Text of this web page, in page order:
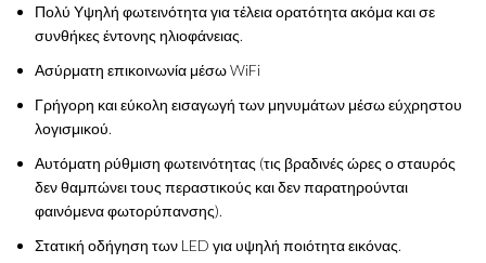
Πολύ Υψηλή φωτεινότητα για τέλεια ορατότητα ακόμα και σε
συνθήκες έντονης ηλιοφάνειας.
Ασύρματη επικοινωνία μέσω WiFi
Γρήγορη και εύκολη εισαγωγή των μηνυμάτων μέσω εύχρηστου
λογισμικού.
Αυτόματη ρύθμιση φωτεινότητας (τις βραδινές ώρες ο σταυρός
δεν θαμπώνει τους περαστικούς και δεν παρατηρούνται
φαινόμενα φωτορύπανσης).
Στατική οδήγηση των LED για υψηλή ποιότητα εικόνας.